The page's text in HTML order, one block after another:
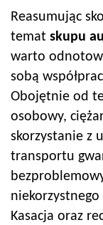
Reasumując
temat skupu
warto
sobą
Obojętnie od
osobowy,
skorzystanie z
transportu
Kasacja oraz